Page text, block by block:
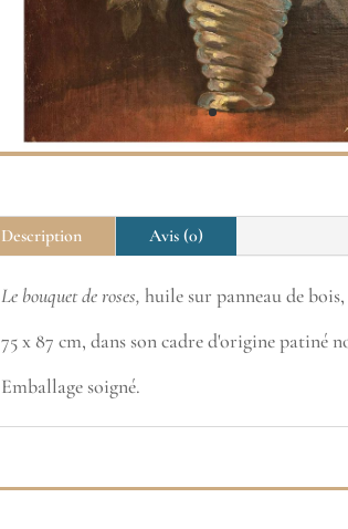
Description Avis (0)
Le bouquet de roses,huile sur panneau de
75 x 87 cm, dans son cadre d'origine patiné
Emballage soigné.